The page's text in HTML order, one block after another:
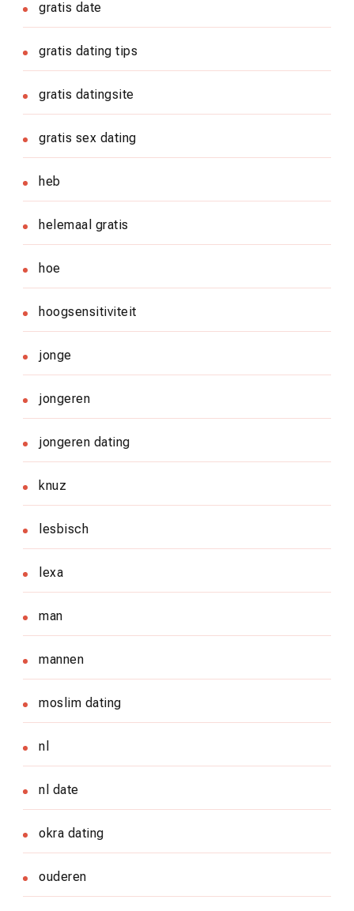
gratis date
gratis dating tips
gratis datingsite
gratis sex dating
heb
helemaal gratis
hoe
hoogsensitiviteit
jonge
jongeren
jongeren dating
knuz
lesbisch
lexa
man
mannen
moslim dating
nl
nl date
okra dating
ouderen